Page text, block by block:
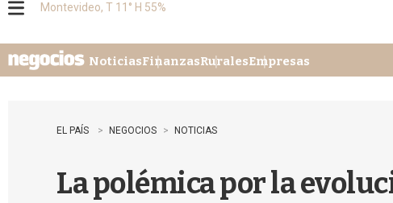
u
Montevideo, T 11° H 55%
NoticiasFinanzasRuralesEmpresas
EL PAÍS NEGOCIOS NOTICIAS
La polémica por la